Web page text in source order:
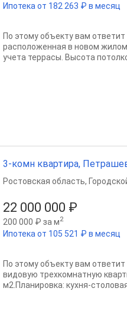
Ипотека от 182 263 ₽ в месяц
По этому объекту вам
расположенная в новом
учета террасы. Высота
3-комн квартира,
22 000 000 ₽
200 000 ₽ за м2
Ипотека от 105 521 ₽ в месяц
Ростовская область,
По этому объекту вам
видовую трехкомнатную
м2.Планировка: кухня-